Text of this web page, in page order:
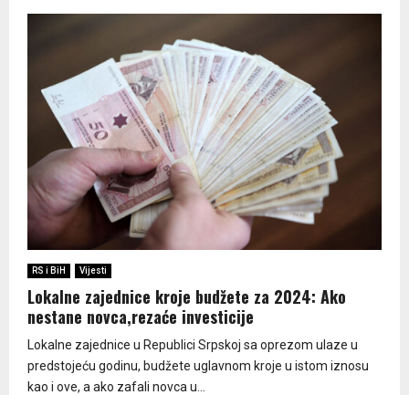
RS i BiH Vijesti
Lokalne zajednice kroje budžete za 2024: Ako
nestane novca,rezaće investicije
Lokalne zajednice u Republici Srpskoj sa oprezom ulaze u
predstojeću godinu, budžete uglavnom kroje u istom iznosu
kao i ove, a ako zafali novca u...